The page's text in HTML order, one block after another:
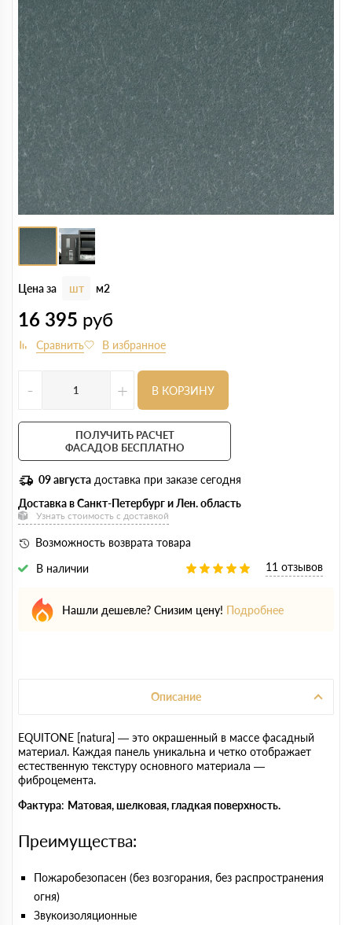
Цена за шт м2
16 395 руб
- + В КОРЗИНУ
ПОЛУЧИТЬ РАСЧЕТ
ФАСАДОВ БЕСПЛАТНО
09 августа доставка при заказе сегодня
Доставка в Санкт-Петербург и Лен. область
Узнать стоимость с доставкой
Возможность возврата товара
В наличии
11 отзывов
Нашли дешевле? Снизим цену! Подробнее
Описание
EQUITONE [natura] — это окрашенный в массе фасадный
материал. Каждая панель уникальна и четко отображает
естественную текстуру основного материала —
фиброцемента.
Фактура: Матовая, шелковая, гладкая поверхность.
Преимущества:
Пожаробезопасен (без возгорания, без распространения
огня)
Звукоизоляционные